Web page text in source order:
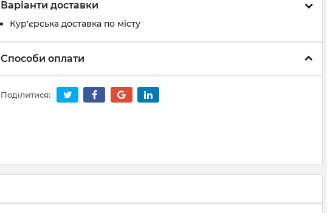
Варіанти доставки
Кур'єрська доставка по місту
Способи оплати
Поділитися: